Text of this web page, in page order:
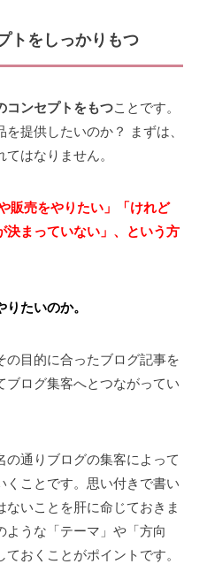
トをしっかりもつ
コンセプトをもつことです。
提供したいのか？ まずは、
はなりません。
販売をやりたい」「けれど
決まっていない」、という方
たいのか。
の目的に合ったブログ記事を
ログ集客へとつながってい
の通りブログの集客によって
くことです。思い付きで書い
いことを肝に命じておきま
ような「テーマ」や「方向
おくことがポイントです。